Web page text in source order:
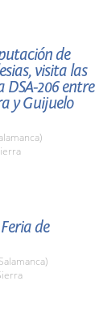
de
visita las
DSA-206 entre
y Guijuelo
de